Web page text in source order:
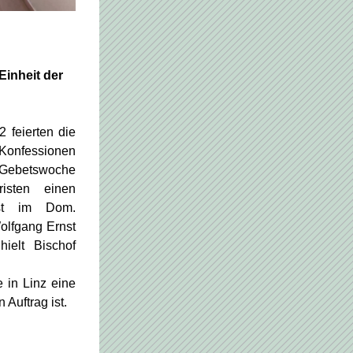
der
feierten die
einen
im Dom.
Ernst
Bischof
in Linz eine
Auftrag ist.